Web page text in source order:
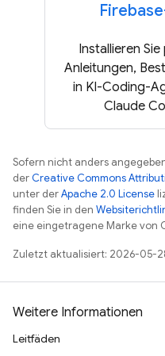
Installieren
Anleitungen,
in KI-Coding-
Claude
Sofern nicht anders
derCreative Commons
unter derApache 2.0 License
finden Sie in den
eine eingetragene Marke von
Zuletzt aktualisiert: 2026-05-
Weitere Informationen
Leitfäden